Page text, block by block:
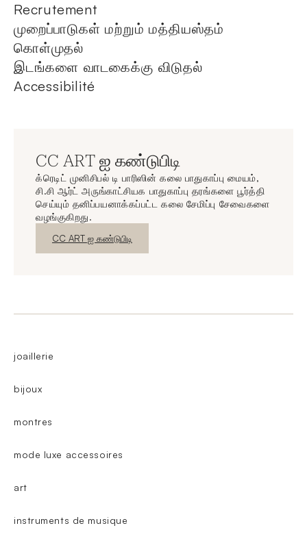
Recrutement
முறைப்பாடுகள் மற்றும் மத்தியஸ்தம்
கொள்முதல்
இடங்களை வாடகைக்கு விடுதல்
Accessibilité
CC ART ஐ கண்டுபிடி
க்ரெடிட் முனிசிபல் டி பாரிஸின் கலை பாதுகாப்பு மையம்,
சி.சி ஆர்ட் அருங்காட்சியக பாதுகாப்பு தரங்களை பூர்த்தி
செய்யும் தனிப்பயனாக்கப்பட்ட கலை சேமிப்பு சேவைகளை
வழங்குகிறது.
புதிய சாளரம்
CC ART ஐ கண்டுபிடி
joaillerie
bijoux
montres
mode luxe accessoires
art
instruments de musique